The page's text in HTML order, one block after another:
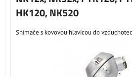
HK120, NK520
Snímače s kovovou hlavicou do